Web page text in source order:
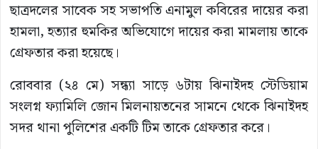
ছাত্রদলের সাবেক সহ সভাপতি এনামুল কবিরের দায়ের করা
হামলা, হত্যার হুমকির অভিযোগে দায়ের করা মামলায় তাকে
গ্রেফতার করা হয়েছে।
রোববার (২৪ মে) সন্ধ্যা সাড়ে ৬টায় ঝিনাইদহ স্টেডিয়াম
সংলগ্ন ফ্যামিলি জোন মিলনায়তনের সামনে থেকে ঝিনাইদহ
সদর থানা পুলিশের একটি টিম তাকে গ্রেফতার করে।